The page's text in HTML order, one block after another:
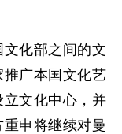
化部之间的文
广本国文化艺
文化中心，并
申将继续对曼